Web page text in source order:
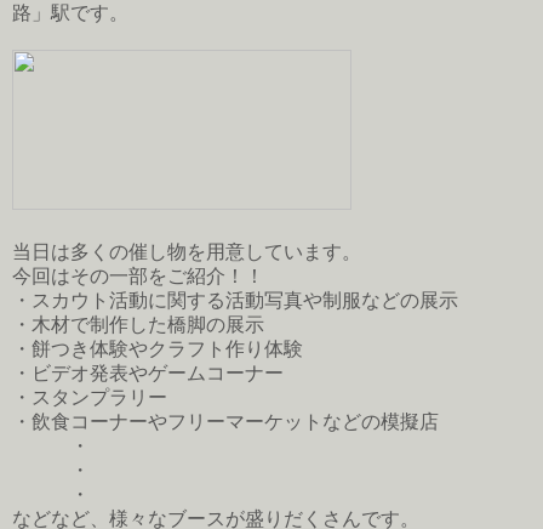
路」駅です。
当日は多くの催し物を用意しています。
今回はその一部をご紹介！！
・スカウト活動に関する活動写真や制服などの展示
・木材で制作した橋脚の展示
・餅つき体験やクラフト作り体験
・ビデオ発表やゲームコーナー
・スタンプラリー
・飲食コーナーやフリーマーケットなどの模擬店
・
・
・
などなど、様々なブースが盛りだくさんです。